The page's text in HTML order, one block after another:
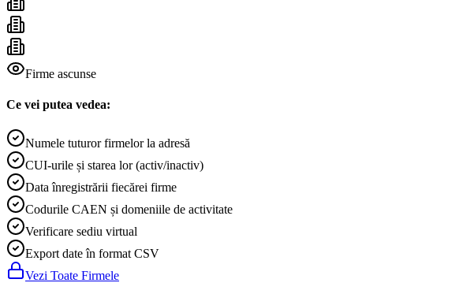
Firme ascunse
Ce vei putea vedea:
Numele tuturor firmelor la adresă
CUI-urile și starea lor (activ/inactiv)
Data înregistrării fiecărei firme
Codurile CAEN și domeniile de activitate
Verificare sediu virtual
Export date în format CSV
Vezi Toate Firmele